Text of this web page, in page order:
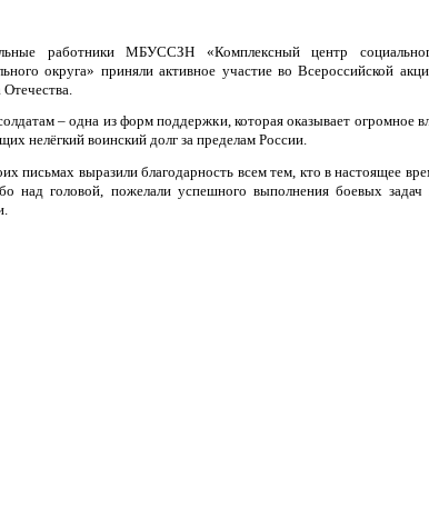
работники МБУССЗН «Комплексный центр
округа» приняли активное участие во Всероссийской
– одна из форм поддержки, которая оказывает огромное
нелёгкий воинский долг за пределам России.
письмах выразили благодарность всем тем, кто в настоящее
над головой, пожелали успешного выполнения боевых